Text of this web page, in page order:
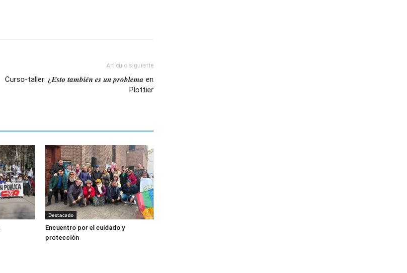
Artículo siguiente
Curso-taller: ¿𝑬𝒔𝒕𝒐 𝒕𝒂𝒎𝒃𝒊𝒆́𝒏 𝒆𝒔 𝒖𝒏 𝒑𝒓𝒐𝒃𝒍𝒆𝒎𝒂 en
Plottier
Destacado
Encuentro por el cuidado y
protección